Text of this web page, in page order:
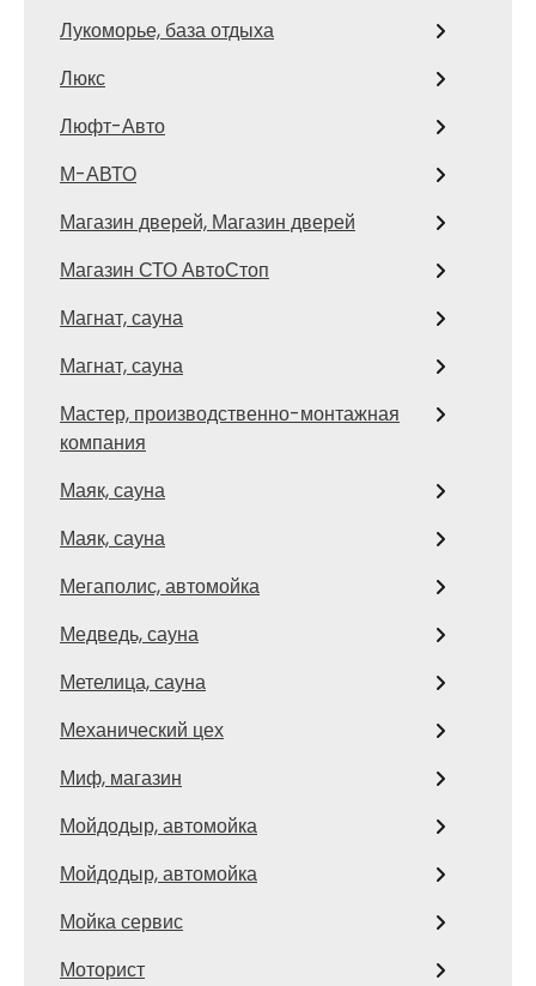
Лукоморье, база отдыха
Люкс
Люфт-Авто
М-АВТО
Магазин дверей, Магазин дверей
Магазин СТО АвтоСтоп
Магнат, сауна
Магнат, сауна
Мастер, производственно-монтажная
компания
Маяк, сауна
Маяк, сауна
Мегаполис, автомойка
Медведь, сауна
Метелица, сауна
Механический цех
Миф, магазин
Мойдодыр, автомойка
Мойдодыр, автомойка
Мойка сервис
Моторист